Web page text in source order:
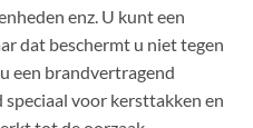
enz. U kunt een
dat beschermt u niet tegen
een brandvertragend
voor kersttakken en